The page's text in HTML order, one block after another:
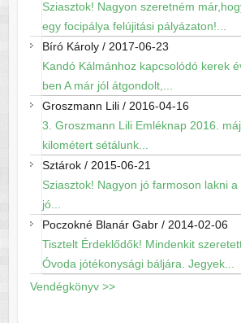
Sziasztok! Nagyon szeretném
egy focipálya felújitási pályázaton!...
Bíró Károly/ 2017-06-23
Kandó Kálmánhoz kapcsolódó kerek
ben A már jól átgondolt,...
Groszmann Lili/ 2016-04-16
3. Groszmann Lili Emléknap 2016.
kilométert sétálunk...
Sztárok/ 2015-06-21
Sziasztok! Nagyon jó farmoson lakni
jó...
Poczokné Blanár Gabr/ 2014-02-06
Tisztelt Érdeklődők! Mindenkit
Óvoda jótékonysági báljára. Jegyek...
Vendégkönyv >>